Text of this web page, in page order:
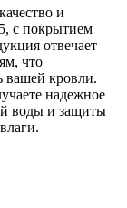
и
с покрытием
отвечает
что
вашей кровли.
надежное
воды и защиты